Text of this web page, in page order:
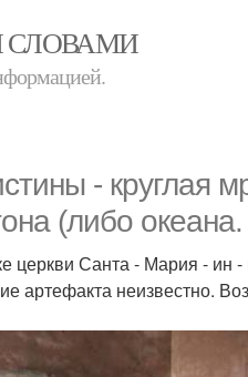
СЛОВАМИ
- круглая
(либо океана.
церкви Санта - Мария - ин
артефакта неизвестно.